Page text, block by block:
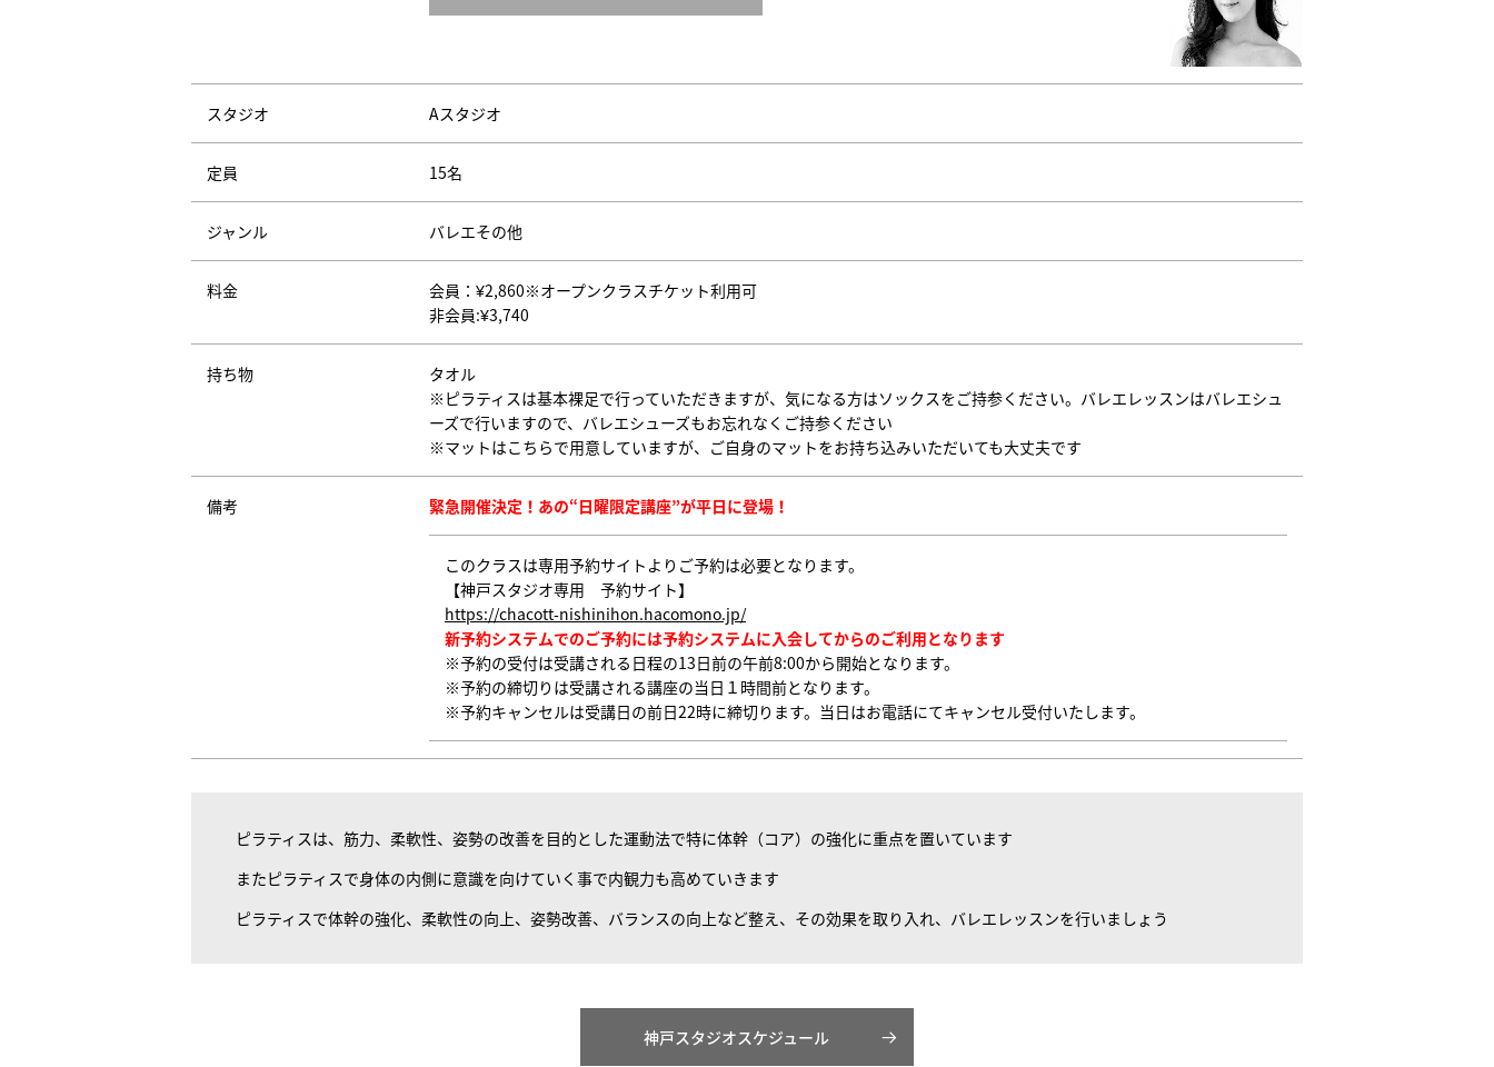
スタジオ Aスタジオ
定員 15名
ジャンル バレエその他
料金
会員：¥2,860※オープンクラスチケット利用可
非会員:¥3,740
持ち物
タオル
※ピラティスは基本裸足で行っていただきますが、気になる方はソックスをご持参ください。バレエレッスンはバレエシュ
ーズで行いますので、バレエシューズもお忘れなくご持参ください
※マットはこちらで用意していますが、ご自身のマットをお持ち込みいただいても大丈夫です
備考 緊急開催決定！あの“日曜限定講座”が平日に登場！
このクラスは専用予約サイトよりご予約は必要となります。
【神戸スタジオ専用 予約サイト】
https://chacott-nishinihon.hacomono.jp/
新予約システムでのご予約には予約システムに入会してからのご利用となります
※予約の受付は受講される日程の13日前の午前8:00から開始となります。
※予約の締切りは受講される講座の当日１時間前となります。
※予約キャンセルは受講日の前日22時に締切ります。当日はお電話にてキャンセル受付いたします。
ピラティスは、筋力、柔軟性、姿勢の改善を目的とした運動法で特に体幹（コア）の強化に重点を置いています
またピラティスで身体の内側に意識を向けていく事で内観力も高めていきます
ピラティスで体幹の強化、柔軟性の向上、姿勢改善、バランスの向上など整え、その効果を取り入れ、バレエレッスンを行いましょう
神戸スタジオスケジュール